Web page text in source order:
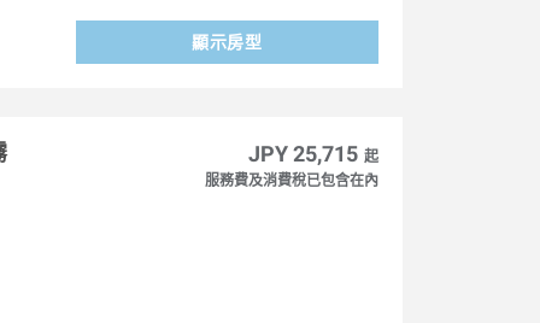
顯示房型
JPY 25,715 起
服務費及消費稅已包含在內